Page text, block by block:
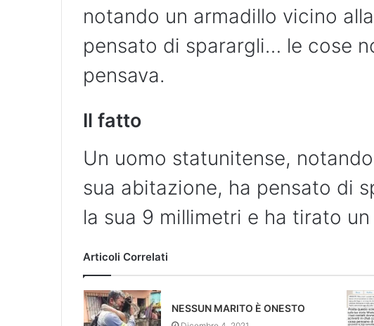
notando un armadillo vicino
pensato di sparargli… le cose
pensava.
Il fatto
Un uomo statunitense,
sua abitazione, ha pensato di
la sua 9 millimetri e ha tirato
Articoli Correlati
NESSUN MARITO È ONESTO ⁣